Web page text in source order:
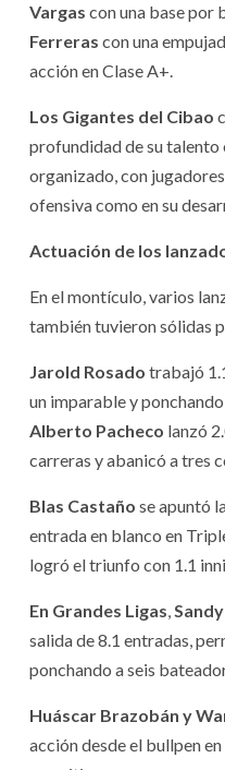
Vargas con una base por
Ferreras con una
acción en Clase A+.
Los Gigantes del Cibao
profundidad de su talento
organizado, con
ofensiva como en su
Actuación de los
En el montículo, varios
también tuvieron sólidas
Jarold Rosado trabajó
un imparable y
Alberto Pacheco lanzó
carreras y abanicó a tres
Blas Castaño se apuntó
entrada en blanco en
logró el triunfo con 1.1
En Grandes Ligas,
salida de 8.1 entradas,
ponchando a seis
Huáscar Brazobán y
acción desde el bullpen